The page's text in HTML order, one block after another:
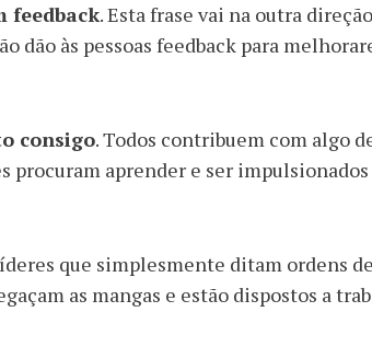
feedback. Esta frase vai na outra
dão às pessoas feedback para
consigo. Todos contribuem com algo
procuram aprender e ser
que simplesmente ditam ordens
as mangas e estão dispostos a